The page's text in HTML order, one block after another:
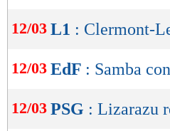
12/03 L1 : Clermont-
12/03 EdF : Samba
12/03 PSG : Lizarazu